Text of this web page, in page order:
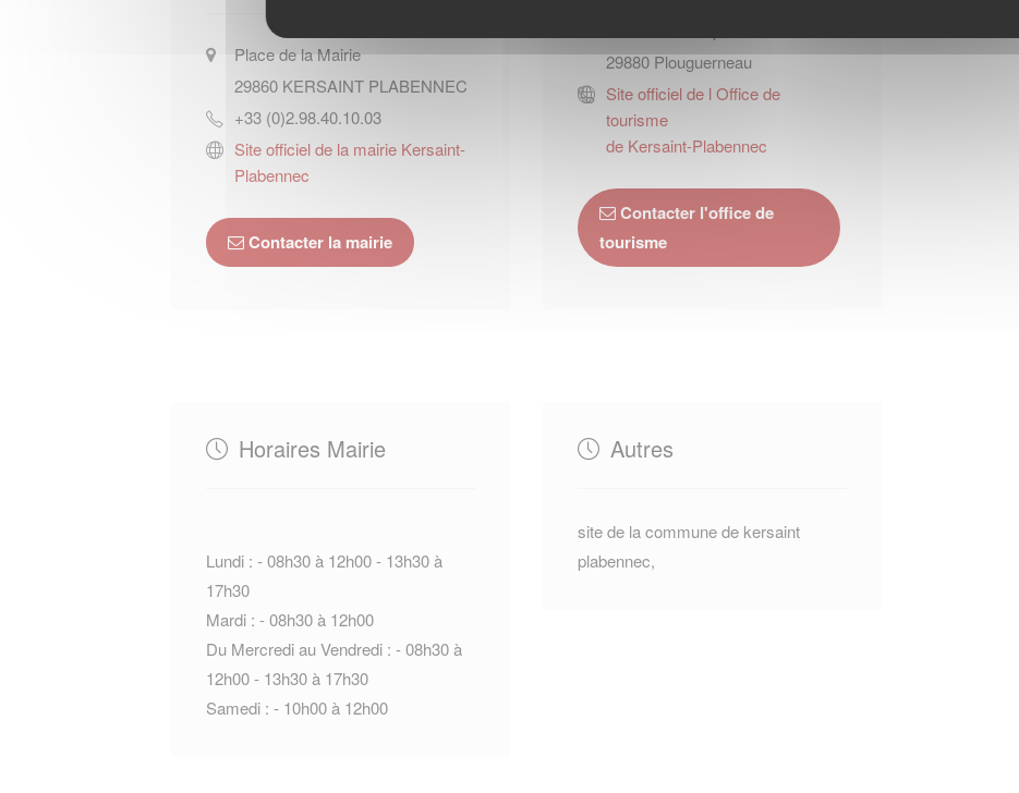
Place de la Mairie
29860 KERSAINT PLABENNEC
+33 (0)2.98.40.10.03
Site officiel de la mairie Kersaint-
Plabennec
Contacter la mairie
29880Plouguerneau
Site officiel de l Office de
tourisme
de Kersaint-Plabennec
Contacter l'office de
tourisme
Horaires Mairie
Lundi : - 08h30 à 12h00 - 13h30 à
17h30
Mardi : - 08h30 à 12h00
Du Mercredi au Vendredi : - 08h30 à
12h00 - 13h30 à 17h30
Samedi : - 10h00 à 12h00
Autres
site de la commune de kersaint
plabennec,